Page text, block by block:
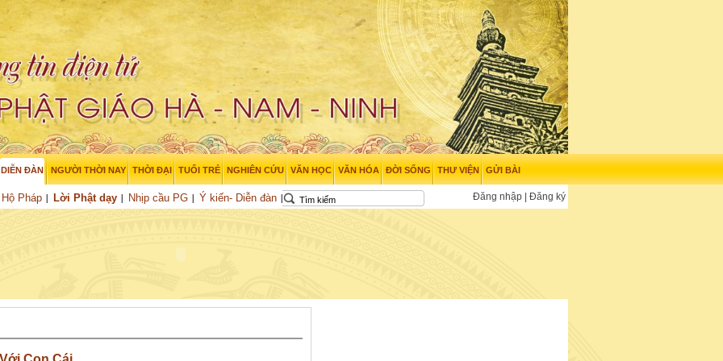
DIỄN ĐÀN
Hộ Pháp Lời Phật dạy Nhịp cầu PG Ý kiến- Diễn đàn
NGƯỜI THỜI NAY THỜI ĐẠI TUỔI TRẺ NGHIÊN CỨU VĂN HỌC VĂN HÓA ĐỜI SỐNG THƯ VIỆN GỬI BÀI
Đăng nhập Đăng ký